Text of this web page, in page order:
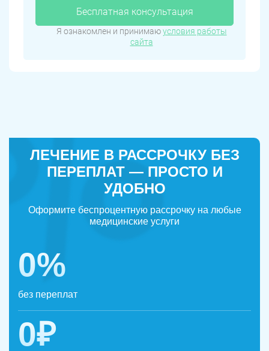
Бесплатная консультация
Я ознакомлен и принимаюусловия работы
сайта
ЛЕЧЕНИЕ В РАССРОЧКУ БЕЗ
ПЕРЕПЛАТ — ПРОСТО И
УДОБНО
Оформите беспроцентную рассрочку на любые
медицинские услуги
0%
без переплат
0₽